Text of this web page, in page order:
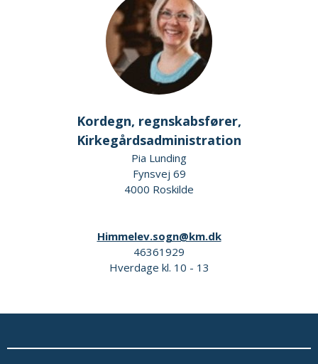
Kordegn, regnskabsfører,
Kirkegårdsadministration
Pia Lunding
Fynsvej 69
4000 Roskilde
Himmelev.sogn@km.dk
46361929
Hverdage kl. 10 - 13